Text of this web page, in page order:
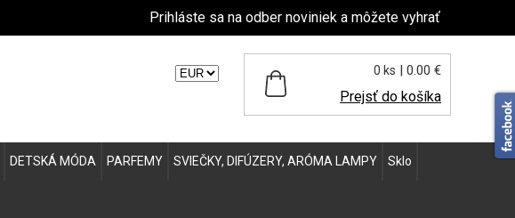
Prihláste sa na odber noviniek a môžete vyhrať
0 ks | 0.00 €
Prejsť do košíka
DETSKÁ MÓDA PARFEMY SVIEČKY, DIFÚZERY, ARÓMA LAMPY Sklo